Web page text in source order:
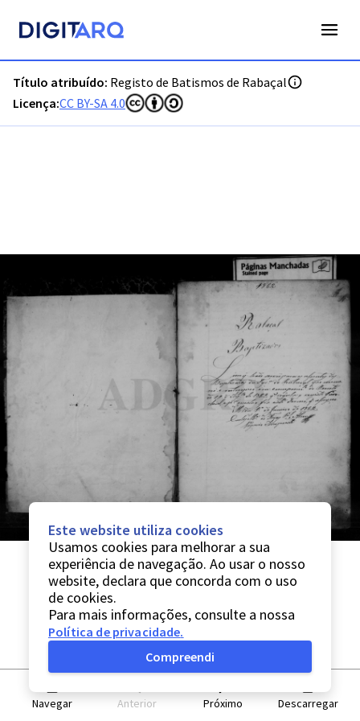
Título atribuído: Registo de Batismos de Rabaçal
Licença:CC BY-SA 4.0
Navegar Anterior Próximo Descarregar
Este website utiliza cookies
Usamos cookies para melhorar a sua
experiência de navegação. Ao usar o nosso
website, declara que concorda com o uso
de cookies.
Para mais informações, consulte a nossa
Política de privacidade.
Compreendi